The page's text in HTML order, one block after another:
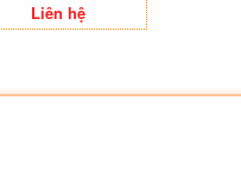
Liên hệ